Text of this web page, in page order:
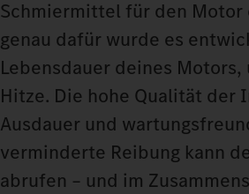
Schmiermittel für den Motor
genau dafür wurde es
Lebensdauer deines
Hitze. Die hohe Qualität
Ausdauer und
verminderte Reibung kann
abrufen – und im